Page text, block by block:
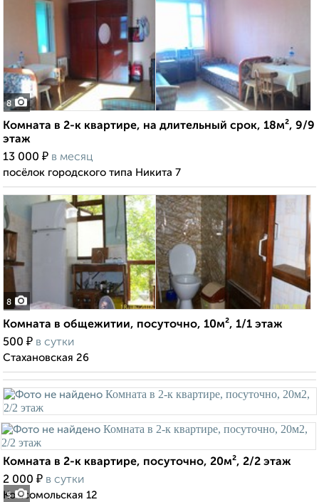
8
Комната в 2-к квартире, на длительный срок, 18м², 9/9
этаж
13 000 ₽ в месяц
посёлок городского типа Никита 7
8
Комната в общежитии, посуточно, 10м², 1/1 этаж
500 ₽ в сутки
Стахановская 26
5
Комната в 2-к квартире, посуточно, 20м², 2/2 этаж
2 000 ₽ в сутки
Комсомольская 12